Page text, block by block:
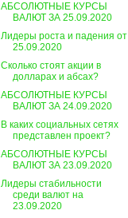
АБСОЛЮТНЫЕ КУРСЫ
ВАЛЮТ ЗА 25.09.2020
Лидеры роста и падения от
25.09.2020
Сколько стоят акции в
долларах и абсах?
АБСОЛЮТНЫЕ КУРСЫ
ВАЛЮТ ЗА 24.09.2020
В каких социальных сетях
представлен проект?
АБСОЛЮТНЫЕ КУРСЫ
ВАЛЮТ ЗА 23.09.2020
Лидеры стабильности
среди валют на
23.09.2020